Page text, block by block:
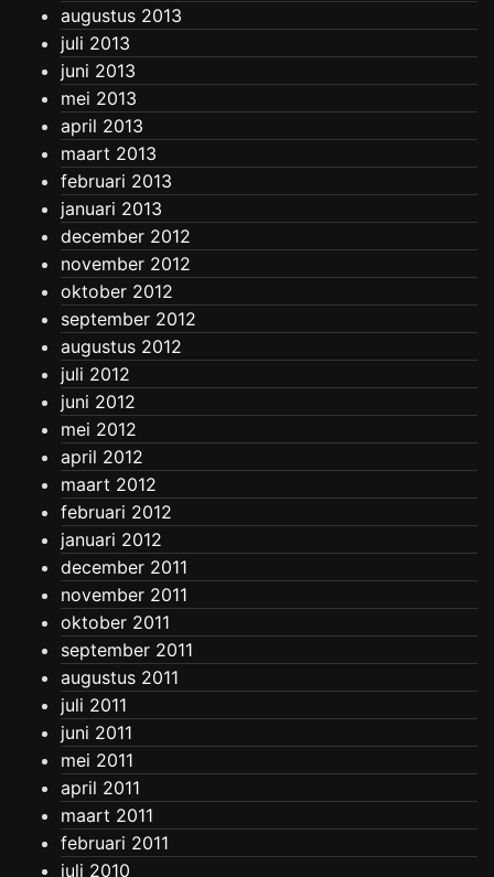
augustus 2013
juli 2013
juni 2013
mei 2013
april 2013
maart 2013
februari 2013
januari 2013
december 2012
november 2012
oktober 2012
september 2012
augustus 2012
juli 2012
juni 2012
mei 2012
april 2012
maart 2012
februari 2012
januari 2012
december 2011
november 2011
oktober 2011
september 2011
augustus 2011
juli 2011
juni 2011
mei 2011
april 2011
maart 2011
februari 2011
juli 2010